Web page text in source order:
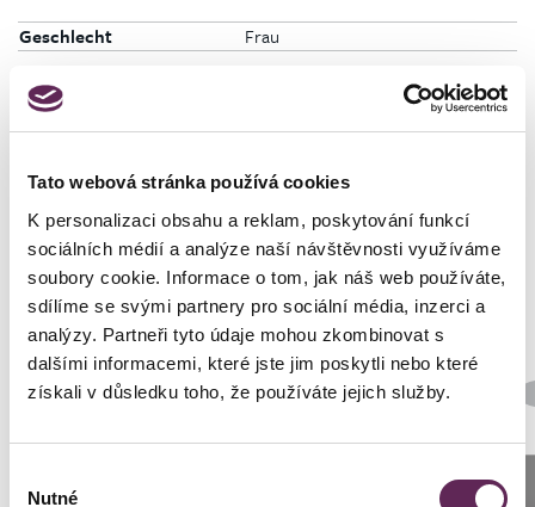
Tato webová stránka používá cookies
K personalizaci obsahu a reklam, poskytování funkcí
sociálních médií a analýze naší návštěvnosti využíváme
soubory cookie. Informace o tom, jak náš web používáte,
sdílíme se svými partnery pro sociální média, inzerci a
analýzy. Partneři tyto údaje mohou zkombinovat s
dalšími informacemi, které jste jim poskytli nebo které
získali v důsledku toho, že používáte jejich služby.
souhlasu
Nutné
Geschlecht Frau
Fotos vorher und nachher
Der behandelnde Arzt
Prim. MUDr. Pavel Horyna
Art der Implantate